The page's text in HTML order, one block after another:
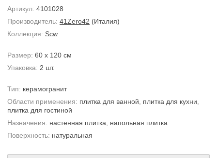
Артикул: 4101028
Производитель: 41Zero42 (Италия)
Коллекция: Scw
Размер: 60 x 120 см
Упаковка: 2 шт.
Тип: керамогранит
Области применения: плитка для ванной плитка для кухни
плитка для гостиной
Назначения: настенная плитка
напольная плитка
Поверхность: натуральная